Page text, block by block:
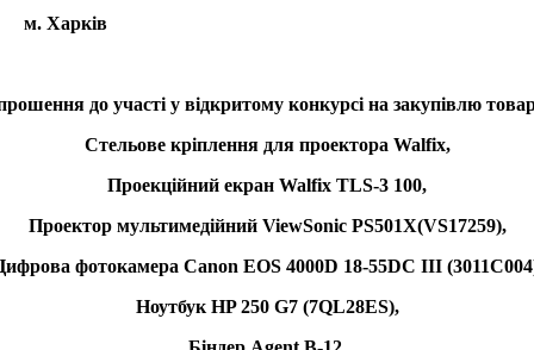
до участі у відкритому конкурсі на закупівлю
Стельове кріплення для проектора Walfix,
Проекційний екран Walfix TLS-3 100,
Проектор мультимедійний ViewSonic PS501X(VS17259),
фотокамера Canon EOS 4000D 18-55DC III
Ноутбук HP 250 G7 (7QL28ES),